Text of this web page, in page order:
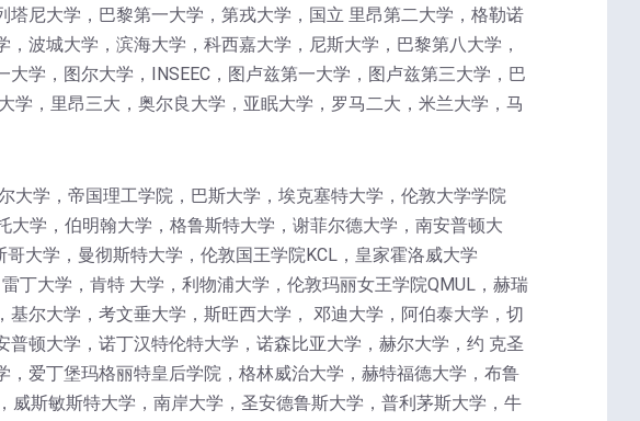
尼大学，巴黎第一大学，第戎大学，国立 里昂第二大学，格勒诺
波城大学，滨海大学，科西嘉大学，尼斯大学，巴黎第八大学，
学，图尔大学，INSEEC，图卢兹第一大学，图卢兹第三大学，巴
，里昂三大，奥尔良大学，亚眠大学，罗马二大，米兰大学，马
大学，帝国理工学院，巴斯大学，埃克塞特大学，伦敦大学学院
学，伯明翰大学，格鲁斯特大学，谢菲尔德大学，南安普顿大
大学，曼彻斯特大学，伦敦国王学院KCL，皇家霍洛威大学
丁大学，肯特 大学，利物浦大学，伦敦玛丽女王学院QMUL，赫瑞
尔大学，考文垂大学，斯旺西大学， 邓迪大学，阿伯泰大学，切
顿大学，诺丁汉特伦特大学，诺森比亚大学，赫尔大学，约 克圣
爱丁堡玛格丽特皇后学院，格林威治大学，赫特福德大学，布鲁
威斯敏斯特大学，南岸大学，圣安德鲁斯大学，普利茅斯大学，牛